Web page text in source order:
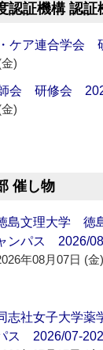
認証機構 認
・ケア連合学会
)
師会 研修会
)
催し物
島文理大学 徳
ンパス 2026/
年08月07日 (金)
志社女子大学
ス 2026/07-